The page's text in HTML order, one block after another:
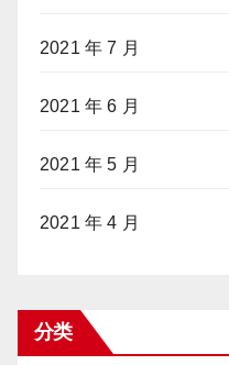
2021 年 7 月
2021 年 6 月
2021 年 5 月
2021 年 4 月
分类